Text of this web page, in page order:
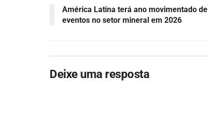
América Latina terá ano movimentado de
eventos no setor mineral em 2026
Deixe uma resposta